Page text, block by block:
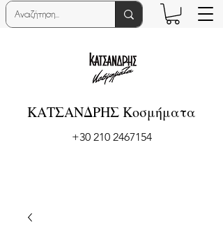
ΚΑΤΣΑΝΔΡΗΣ Κοσμήματα
+30 210 2467154